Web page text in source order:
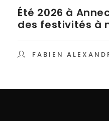
Été 2026 à
des festivités à
FABIEN